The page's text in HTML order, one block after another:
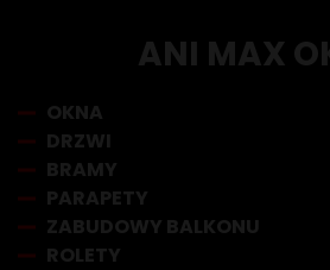
ANI MAX
OKNA
DRZWI
BRAMY
PARAPETY
ZABUDOWY BALKONU
ROLETY